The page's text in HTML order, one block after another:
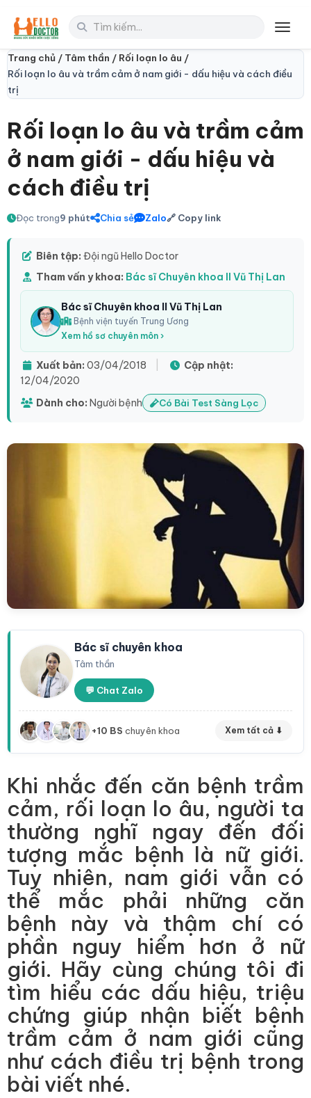
Trang chủ / Tâm thần / Rối loạn lo âu /
Rối loạn lo âu và trầm cảm ở nam giới - dấu hiệu và cách điều
trị
Rối loạn lo âu và trầm cảm
ở nam giới - dấu hiệu và
cách điều trị
Đọc trong9 phút Chia sẻ Zalo🔗 Copy link
Biên tập: Đội ngũ Hello Doctor
Tham vấn y khoa: Bác sĩ Chuyên khoa II Vũ Thị Lan
Bác sĩ Chuyên khoa II Vũ Thị Lan
Bệnh viện tuyến Trung Ương
Xem hồ sơ chuyên môn ›
Xuất bản: 03/04/2018
Cập nhật:
12/04/2020
Dành cho: Người bệnh Có Bài Test Sàng Lọc
Bác sĩ chuyên khoa
Tâm thần
💬 Chat Zalo
+10 BS chuyên khoa Xem tất cả ⬇
Khi nhắc đến căn bệnh trầm
cảm, rối loạn lo âu, người ta
thường nghĩ ngay đến đối
tượng mắc bệnh là nữ giới.
Tuy nhiên, nam giới vẫn có
thể mắc phải những căn
bệnh này và thậm chí có
phần nguy hiểm hơn ở nữ
giới. Hãy cùng chúng tôi đi
tìm hiểu các dấu hiệu, triệu
chứng giúp nhận biết bệnh
trầm cảm ở nam giới cũng
như cách điều trị bệnh trong
bài viết nhé.